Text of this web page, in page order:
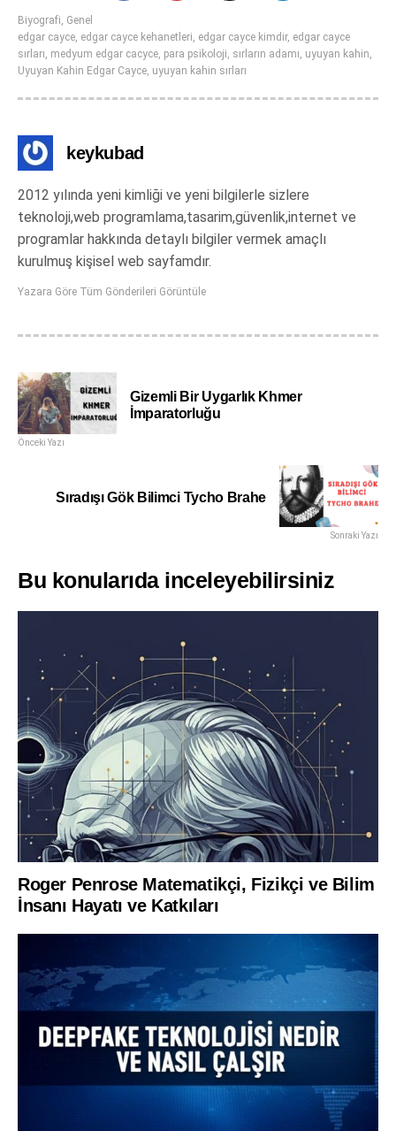
Biyografi, Genel
edgar cayce, edgar cayce kehanetleri, edgar cayce kimdir, edgar cayce
sırları, medyum edgar cacyce, para psikoloji, sırların adamı, uyuyan kahin,
Uyuyan Kahin Edgar Cayce, uyuyan kahin sırları
keykubad
2012 yılında yeni kimliği ve yeni bilgilerle sizlere
teknoloji,web programlama,tasarim,güvenlik,internet ve
programlar hakkında detaylı bilgiler vermek amaçlı
kurulmuş kişisel web sayfamdır.
Yazara Göre Tüm Gönderileri Görüntüle
Gizemli Bir Uygarlık Khmer
İmparatorluğu
Önceki Yazı
Sıradışı Gök Bilimci Tycho Brahe
Sonraki Yazı
Bu konularıda inceleyebilirsiniz
Roger Penrose Matematikçi, Fizikçi ve Bilim
İnsanı Hayatı ve Katkıları